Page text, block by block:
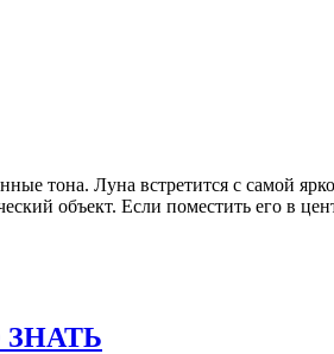
тона. Луна встретится с самой
объект. Если поместить его в